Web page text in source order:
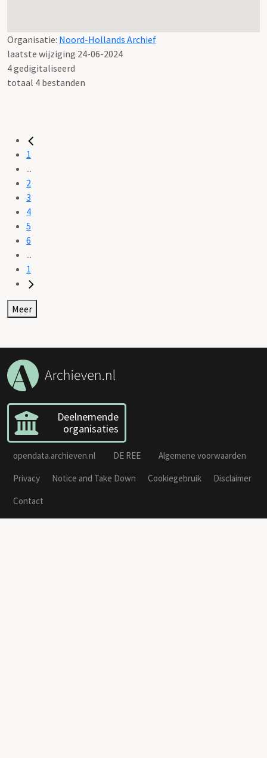
Organisatie: Noord-Hollands Archief
laatste wijziging 24-06-2024
4 gedigitaliseerd
totaal 4 bestanden
1
...
2
3
4
5
6
...
1
Meer
Deelnemende
organisaties
opendata.archieven.nl DE REE
Algemene voorwaarden
Privacy
Notice and Take Down Cookiegebruik
Disclaimer
Contact